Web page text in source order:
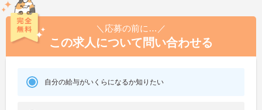
＼応募の前に…／
この求人について問い合わせる
自分の給与がいくらになるか知りたい